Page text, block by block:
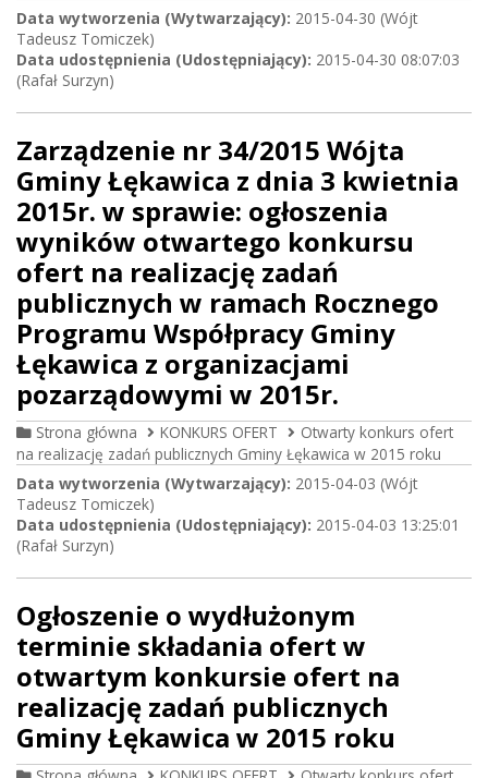
Data wytworzenia (Wytwarzający): 2015-04-30 (Wójt
Tadeusz Tomiczek)
Data udostępnienia (Udostępniający): 2015-04-30 08:07:03
(Rafał Surzyn)
Zarządzenie nr 34/2015 Wójta
Gminy Łękawica z dnia 3 kwietnia
2015r. w sprawie: ogłoszenia
wyników otwartego konkursu
ofert na realizację zadań
publicznych w ramach Rocznego
Programu Współpracy Gminy
Łękawica z organizacjami
pozarządowymi w 2015r.
Strona główna KONKURS OFERT
Otwarty konkurs ofert
na realizację zadań publicznych Gminy Łękawica w 2015 roku
Data wytworzenia (Wytwarzający): 2015-04-03 (Wójt
Tadeusz Tomiczek)
Data udostępnienia (Udostępniający): 2015-04-03 13:25:01
(Rafał Surzyn)
Ogłoszenie o wydłużonym
terminie składania ofert w
otwartym konkursie ofert na
realizację zadań publicznych
Gminy Łękawica w 2015 roku